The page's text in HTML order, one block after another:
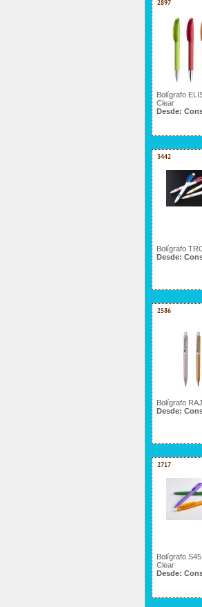
2897
Bolígrafo
Clear
Desde:
3442
Bolígrafo
Desde:
2586
Bolígrafo
Desde:
2717
Bolígrafo
Clear
Desde: